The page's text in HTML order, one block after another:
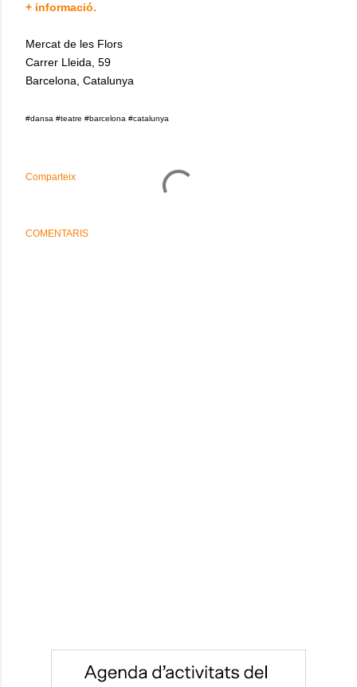
+ informació.
Mercat de les Flors
Carrer Lleida, 59
Barcelona, Catalunya
#dansa #teatre #barcelona #catalunya
Comparteix
COMENTARIS